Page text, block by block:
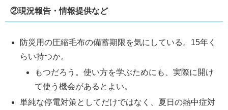
②現況報告・情報提供など
防災用の圧縮毛布の備蓄期限を気にしている。15年く
らい持つか。
もつだろう。使い方を学ぶためにも、実際に開け
て使う機会があるとよい。
単純な停電対策としてだけではなく、夏日の熱中症対